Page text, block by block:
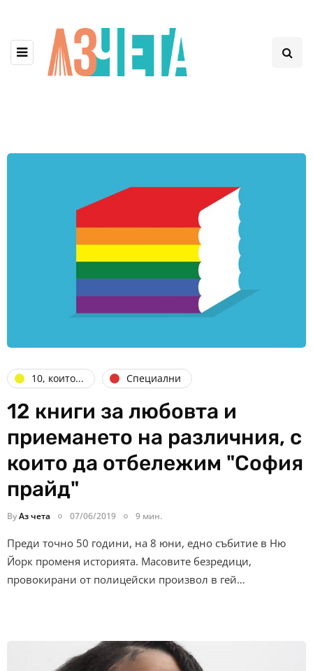
10, които... Специални
12 книги за любовта и
приемането на различния, с
които да отбележим "София
прайд"
ByАз чета 07/06/2019 9 мин.
Преди точно 50 години, на 8 юни, едно събитие в Ню
Йорк променя историята. Масовите безредици,
провокирани от полицейски произвол в гей…